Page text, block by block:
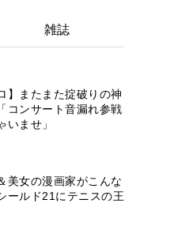
雑誌
】またまた掟破りの神
コンサート音漏れ参戦
いませ」
美女の漫画家がこんな
ールド21にテニスの王